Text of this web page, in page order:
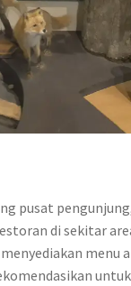
pusat
di sekitar
menu